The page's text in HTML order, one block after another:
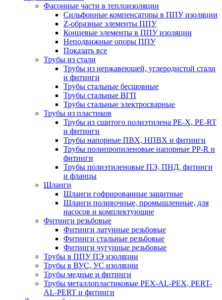
Фасонные части в теплоизоляции
Cильфонные компенсаторы в ППУ изоляции
Z-образные элементы ППУ
Концевые элементы в ППУ изоляции
Неподвижные опоры ППУ
Показать все
Трубы из стали
Трубы из нержавеющей, углеродистой стали
и фитинги
Трубы стальные бесшовные
Трубы стальные ВГП
Трубы стальные электросварные
Трубы из пластиков
Трубы из сшитого полиэтилена PE-X, PE-RT
и фитинги
Трубы напорные ПВХ, НПВХ и фитинги
Трубы полипропиленовые напорные PP-R и
фитинги
Трубы полиэтиленовые ПЭ, ПНД, фитинги
и фланцы
Шланги
Шланги гофрированные защитные
Шланги поливочные, промышленные, для
насосов и комплектующие
Фитинги резьбовые
Фитинги латунные резьбовые
Фитинги стальные резьбовые
Фитинги чугунные резьбовые
Трубы в ППУ ПЭ изоляции
Трубы в ВУС, УС изоляции
Трубы медные и фитинги
Трубы металлопластиковые PEX-AL-PEX, PERT-
AL-PERT и фитинги